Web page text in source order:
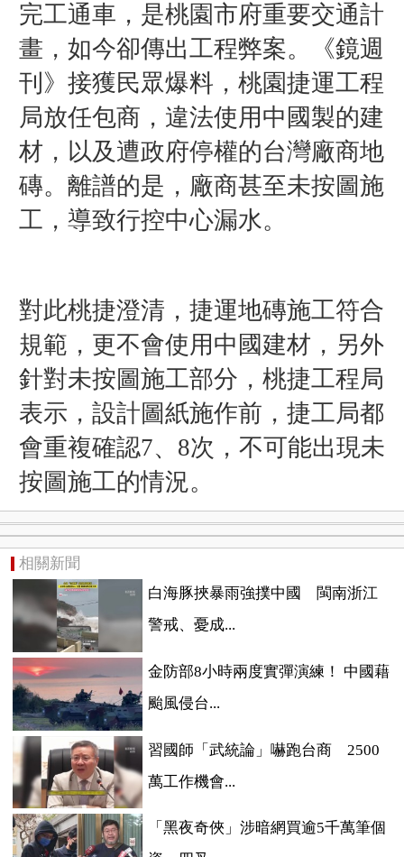
完工通車，是桃園市府重要交通計
畫，如今卻傳出工程弊案。《鏡週
刊》接獲民眾爆料，桃園捷運工程
局放任包商，違法使用中國製的建
材，以及遭政府停權的台灣廠商地
磚。離譜的是，廠商甚至未按圖施
工，導致行控中心漏水。
對此桃捷澄清，捷運地磚施工符合
規範，更不會使用中國建材，另外
針對未按圖施工部分，桃捷工程局
表示，設計圖紙施作前，捷工局都
會重複確認7、8次，不可能出現未
按圖施工的情況。
相關新聞
白海豚挾暴雨強撲中國 閩南浙江
警戒、憂成...
金防部8小時兩度實彈演練！ 中國藉
颱風侵台...
習國師「武統論」嚇跑台商 2500
萬工作機會...
「黑夜奇俠」涉暗網買逾5千萬筆個